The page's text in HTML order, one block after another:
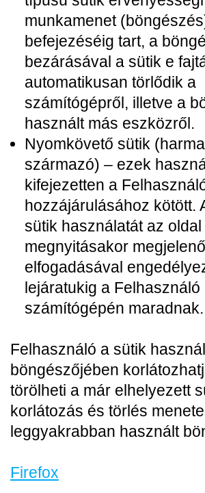
munkamenet
befejezéséig tart, a
bezárásával a sütik e
automatikusan törlődik a
számítógépről, illetve a
használt más eszközről.
Nyomkövető sütik
származó) – ezek
kifejezetten a
hozzájárulásához kötött.
sütik használatát az oldal
megnyitásakor
elfogadásával
lejáratukig a Felhasználó
számítógépén maradnak.
Felhasználó a sütik
böngészőjében
törölheti a már elhelyezett
korlátozás és törlés
leggyakrabban használt
Firefox